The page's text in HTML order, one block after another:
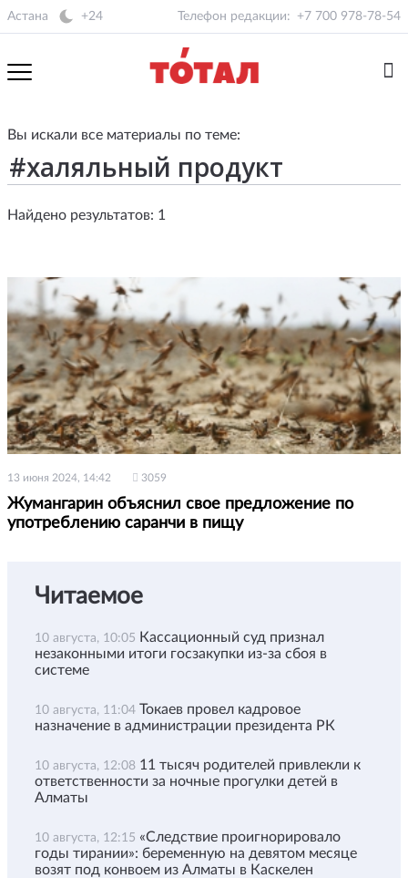
Астана +24 Телефон редакции: +7 700 978-78-54
Вы искали все материалы по теме:
Найдено результатов: 1
13 июня 2024, 14:42 3059
Жумангарин объяснил свое предложение по
употреблению саранчи в пищу
Читаемое
10 августа, 10:05 Кассационный суд признал
незаконными итоги госзакупки из-за сбоя в
системе
10 августа, 11:04 Токаев провел кадровое
назначение в администрации президента РК
10 августа, 12:08 11 тысяч родителей привлекли к
ответственности за ночные прогулки детей в
Алматы
10 августа, 12:15 «Следствие проигнорировало
годы тирании»: беременную на девятом месяце
возят под конвоем из Алматы в Каскелен